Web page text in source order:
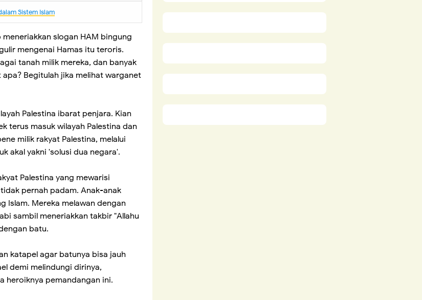
Sistem Islam
slogan HAM bingung
mengenai Hamas itu teroris.
tanah milik mereka, dan banyak
Begitulah jika melihat warganet
Palestina ibarat penjara. Kian
terus masuk wilayah Palestina dan
milik rakyat Palestina, melalui
akal yakni 'solusi dua negara'.
Palestina yang mewarisi
pernah padam. Anak-anak
Islam. Mereka melawan dengan
sambil meneriakkan takbir "Allahu
batu.
katapel agar batunya bisa jauh
demi melindungi dirinya,
heroiknya pemandangan ini.